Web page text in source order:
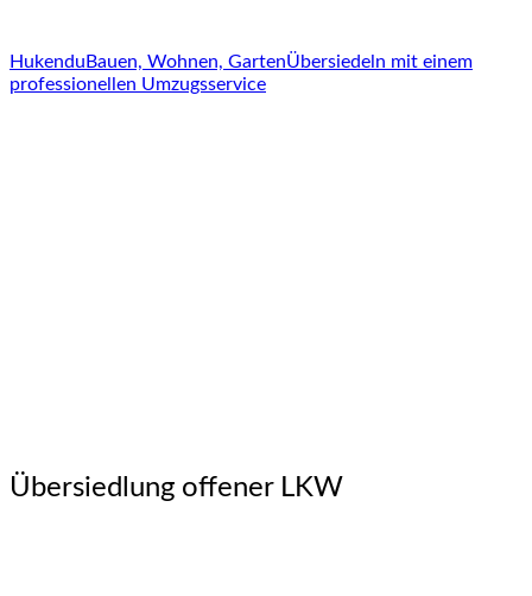
Hukendu Bauen, Wohnen, GartenÜbersiedeln mit einem
professionellen Umzugsservice
Übersiedlung offener LKW